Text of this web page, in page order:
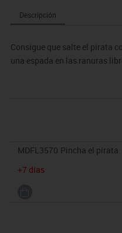
Descripción
Consigue que salte el pirata
una espada en las ranuras
MDFL3570 Pincha el pirata
+7 días